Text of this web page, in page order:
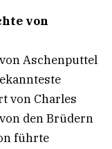
von
Aschenputtel
von Charles
den Brüdern
führte